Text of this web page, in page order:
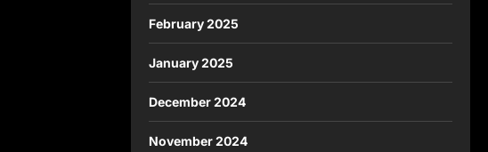
February 2025
January 2025
December 2024
November 2024